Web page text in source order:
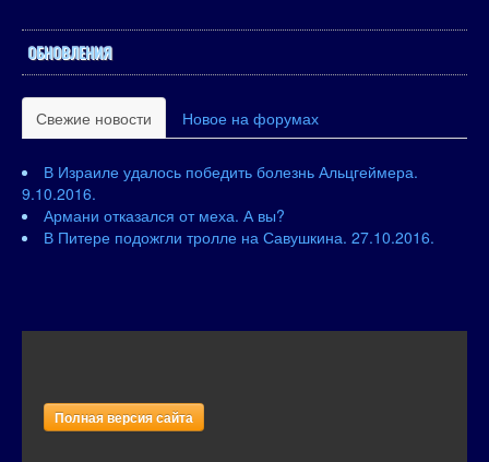
ОБНОВЛЕНИЯ
Свежие новости Новое на форумах
В Израиле удалось победить болезнь Альцгеймера.
9.10.2016.
Армани отказался от меха. А вы?
В Питере подожгли тролле на Савушкина. 27.10.2016.
Полная версия сайта